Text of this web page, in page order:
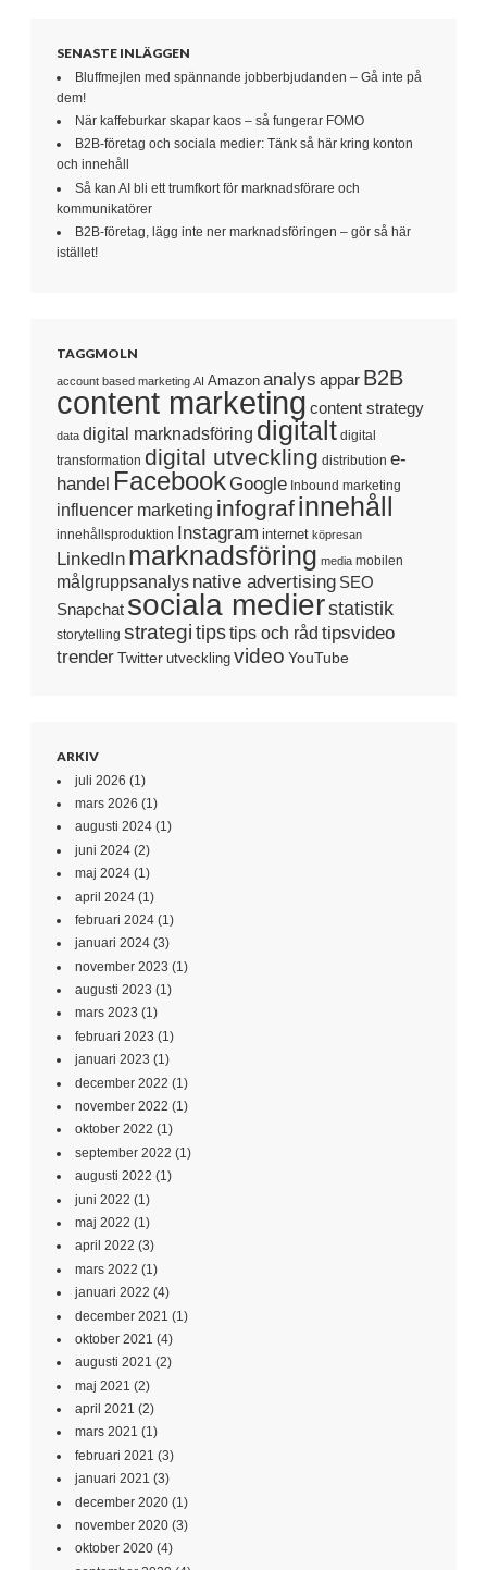
SENASTE INLÄGGEN
Bluffmejlen med spännande jobberbjudanden – Gå inte på
dem!
När kaffeburkar skapar kaos – så fungerar FOMO
B2B-företag och sociala medier: Tänk så här kring konton
och innehåll
Så kan AI bli ett trumfkort för marknadsförare och
kommunikatörer
B2B-företag, lägg inte ner marknadsföringen – gör så här
istället!
TAGGMOLN
account based marketing AI Amazon analys appar B2B
content marketing content strategy
data digital marknadsföring digitalt digital
transformation digital utveckling distribution e-
handel Facebook Google Inbound marketing
influencer marketing infografinnehåll
innehållsproduktion Instagram internet köpresan
LinkedIn marknadsföring media mobilen
målgruppsanalys native advertising SEO
Snapchat sociala medierstatistik
storytelling strategi tipstips och råd tipsvideo
trenderTwitter utveckling video YouTube
ARKIV
juli 2026 (1)
mars 2026 (1)
augusti 2024 (1)
juni 2024 (2)
maj 2024 (1)
april 2024 (1)
februari 2024 (1)
januari 2024 (3)
november 2023 (1)
augusti 2023 (1)
mars 2023 (1)
februari 2023 (1)
januari 2023 (1)
december 2022 (1)
november 2022 (1)
oktober 2022 (1)
september 2022 (1)
augusti 2022 (1)
juni 2022 (1)
maj 2022 (1)
april 2022 (3)
mars 2022 (1)
januari 2022 (4)
december 2021 (1)
oktober 2021 (4)
augusti 2021 (2)
maj 2021 (2)
april 2021 (2)
mars 2021 (1)
februari 2021 (3)
januari 2021 (3)
december 2020 (1)
november 2020 (3)
oktober 2020 (4)